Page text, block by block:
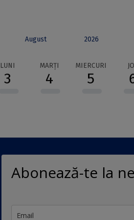
August 2026
LUNI
3
MARȚI
4
MIERCURI
5
Abonează-te la